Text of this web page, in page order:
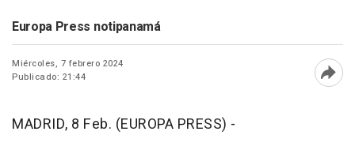
Europa Press notipanamá
Miércoles, 7 febrero 2024
Publicado: 21:44
MADRID, 8 Feb. (EUROPA PRESS) -